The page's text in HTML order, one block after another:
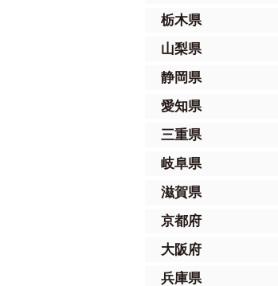
栃木県
山梨県
静岡県
愛知県
三重県
岐阜県
滋賀県
京都府
大阪府
兵庫県